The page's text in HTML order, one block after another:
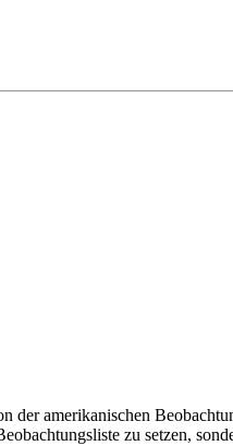
amerikanischen
zu setzen,